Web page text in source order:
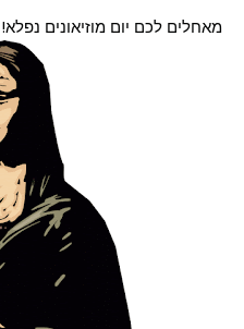
מאחלים לכם יום מוזיאונים נפלא!